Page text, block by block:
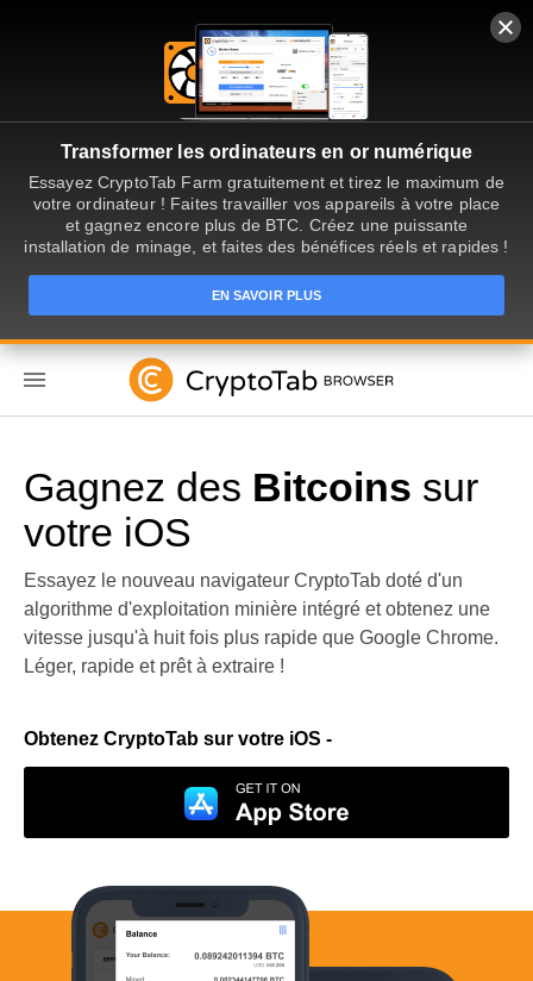
Transformer les ordinateurs en or numérique
Essayez CryptoTab Farm gratuitement et tirez le maximum de
votre ordinateur ! Faites travailler vos appareils à votre place
et gagnez encore plus de BTC. Créez une puissante
installation de minage, et faites des bénéfices réels et rapides !
EN SAVOIR PLUS
Gagnez des Bitcoins sur
votre iOS
Essayez le nouveau navigateur CryptoTab doté d'un
algorithme d'exploitation minière intégré et obtenez une
vitesse jusqu'à huit fois plus rapide que Google Chrome.
Léger, rapide et prêt à extraire !
Obtenez CryptoTab sur votre iOS -